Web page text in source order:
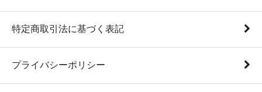
特定商取引法に基づく表記
プライバシーポリシー